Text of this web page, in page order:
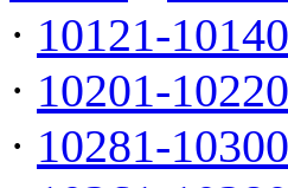
· 10121-10140
· 10201-10220
· 10281-10300